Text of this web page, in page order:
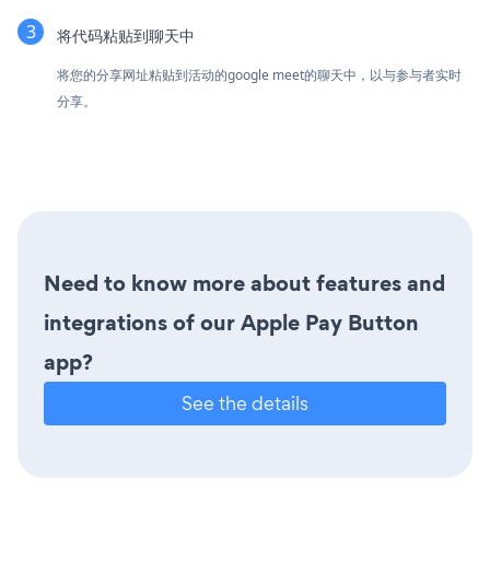
将代码粘贴到聊天中
将您的分享网址粘贴到活动的google meet的聊天中，以与参与者实时
分享。
Need to know more about features and
integrations of our Apple Pay Button
app?
See the details